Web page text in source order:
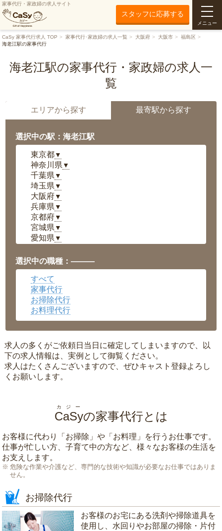
家事代行・家政婦の求人サイト
スタッフに応募する
メニュー
CaSy 家事代行求人 TOP 家事代行･家政婦の求人一覧 大阪府 大阪市
福島区
海老江駅の家事代行
海老江駅の家事代行・家政婦の求人一
覧
エリアから探す 最寄駅から探す
選択中の駅：海老江駅
東京都▼
神奈川県 ▼
千葉県 ▼
埼玉県 ▼
大阪府▼
兵庫県 ▼
京都府▼
宮城県 ▼
愛知県 ▼
岡山県▼
広島県▼
沖縄県
選択中の職種：———
すべて
家事代行
お掃除代行
お料理代行
求人の多くがご依頼日当日に確定してしまいますので、以
下の求人情報は、実例として御覧ください。
求人はたくさんございますので、ぜひキャスト登録よろし
くお願いします。
CaSy
カジー
の家事代行とは
お客様に代わり「 お掃除 」や「 お料理 」を行うお仕事です。
仕事が忙しい方、子育て中の方など、様々なお客様の生活を
お支えします。
危険な作業や介護など、専門的な技術や知識が必要なお仕事ではありま
せん。
お掃除代行
お客様のお宅にある洗剤や掃除道具を
使用し、水回りやお部屋の掃除・片付